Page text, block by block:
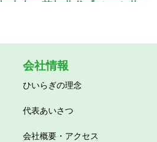
会社情報
ひいらぎの理念
代表あいさつ
会社概要・アクセス